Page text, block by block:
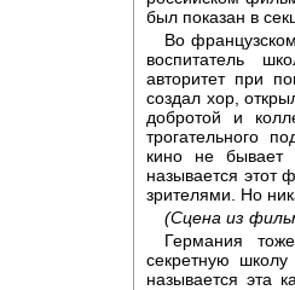
был показан в
Во
воспитатель
авторитет при
создал хор,
добротой и
трогательного
кино не бывает
называется этот
зрителями. Но
(Сцена из
Германия
секретную
называется эта